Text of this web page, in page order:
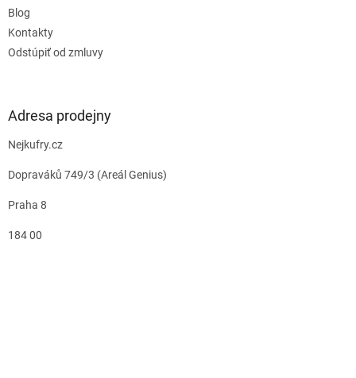
Blog
Kontakty
Odstúpiť od zmluvy
Adresa prodejny
Nejkufry.cz
Dopraváků 749/3 (Areál Genius)
Praha 8
184 00